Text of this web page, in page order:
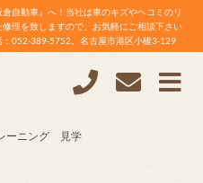
自動車』へ！当社は車のキズやヘコミのリ
理を致しますので、お気軽にご相談下さい
：052-389-5752。名古屋市港区小碓3-129
ーニング 見学